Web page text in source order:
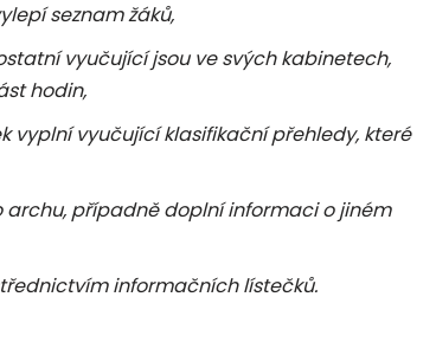
seznam žáků,
vyučující jsou ve svých kabinetech,
hodin,
vyplní vyučující klasifikační přehledy, které
archu, případně doplní informaci o jiném
informačních lístečků.